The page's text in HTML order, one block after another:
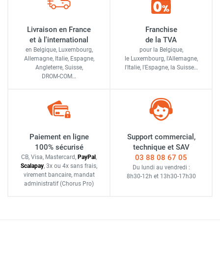
Livraison en France
et à l'international
en Belgique, Luxembourg,
Allemagne, Italie, Espagne,
Angleterre, Suisse,
DROM-COM…
Franchise
de la TVA
pour la Belgique,
le Luxembourg, l'Allemagne,
l'Italie, l'Espagne, la Suisse…
Paiement en ligne
100% sécurisé
CB, Visa, Mastercard, PayPal ,
Scalapay, 3x ou 4x sans frais,
virement bancaire, mandat
administratif (Chorus Pro)
Support commercial,
technique et SAV
03 88 08 67 05
Du lundi au vendredi :
8h30-12h et 13h30-17h30